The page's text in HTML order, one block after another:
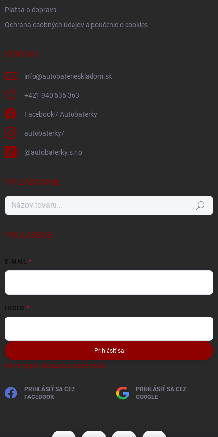
Platba a doprava
Ochrana osobných údajov a poučenie o cookies
KONTAKT
info@autobaterieskladom.sk
+421 940 636 363
Facebook / Autobaterky
autobaterky/
@autobaterky.s.r.o
VYHĽADÁVANIE
Hľadať
PRIHLÁSENIE
E-MAIL
HESLO
Prihlásiť sa
Nová registráciaZabudnuté heslo
PRIHLÁSIŤ SA CEZ
FACEBOOK
PRIHLÁSIŤ SA CEZ
GOOGLE